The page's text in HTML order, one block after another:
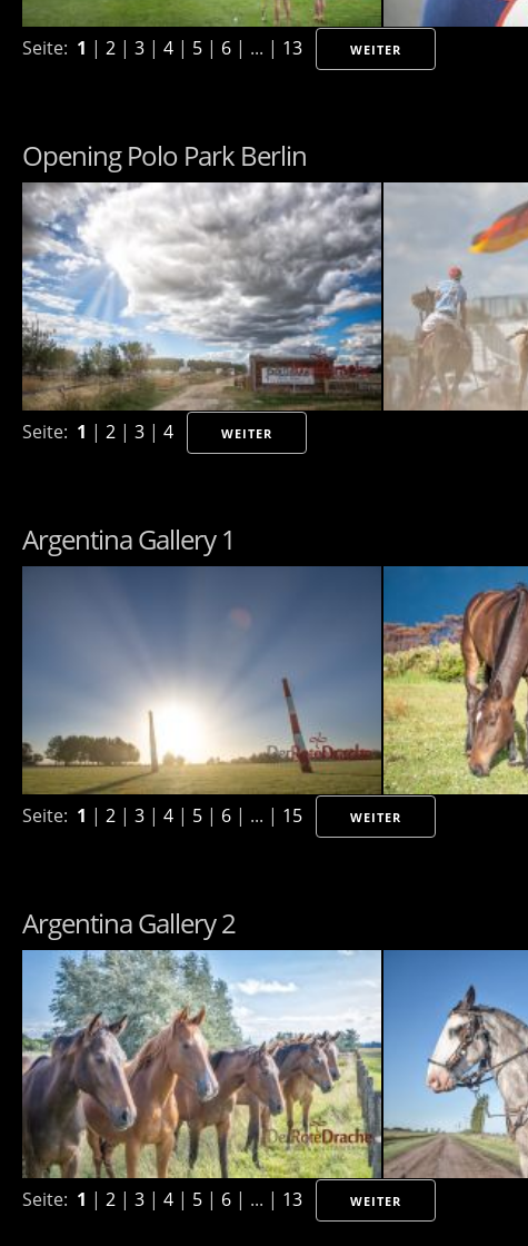
Seite: 1 | 2 | 3 | 4 | 5 | 6 | ... | 13 WEITER
Opening Polo Park Berlin
Seite: 1 | 2 | 3 | 4 WEITER
Argentina Gallery 1
Seite: 1 | 2 | 3 | 4 | 5 | 6 | ... | 15 WEITER
Argentina Gallery 2
Seite: 1 | 2 | 3 | 4 | 5 | 6 | ... | 13 WEITER